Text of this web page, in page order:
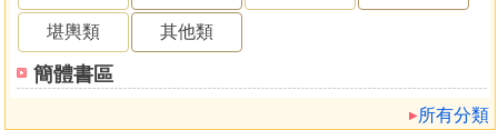
堪輿類 其他類
簡體書區
所有分類